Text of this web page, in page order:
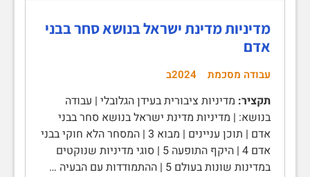
מדיניות מדינת ישראל בנושא סחר בבני
אדם
עבודה מסכמת 2024ב
תקציר: מדיניות ציבורית בעידן הגלובלי | עבודה
בנושא: | מדיניות מדינת ישראל בנושא סחר בבני
אדם | תוכן עניינים | מבוא 3 | המסחר הלא חוקי בבני
אדם 4 | היקף התופעה 5 | סוגי מדיניות שנוקטים
במדינות שונות בעולם 5 | ההתמודדות עם הבעיה …